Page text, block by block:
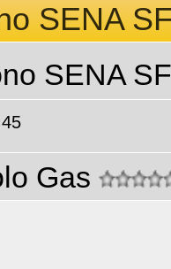
SENA
SENA
Gas